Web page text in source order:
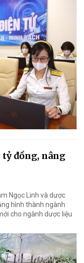
tỷ đồng, nâng
Ngọc Linh và dược
hình thành ngành
cho ngành dược liệu